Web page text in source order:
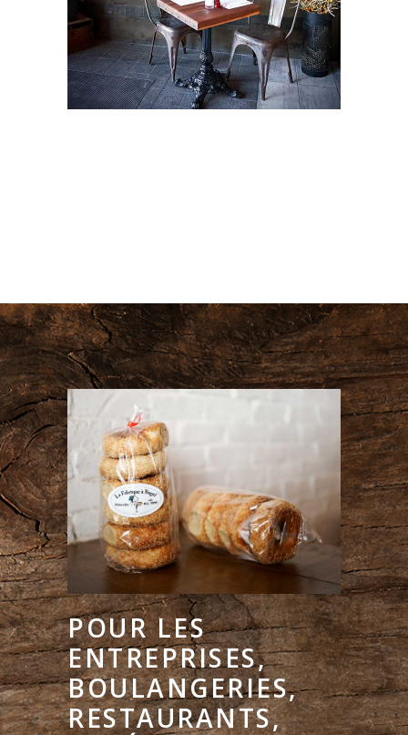
POUR LES
ENTREPRISES,
BOULANGERIES,
RESTAURANTS,